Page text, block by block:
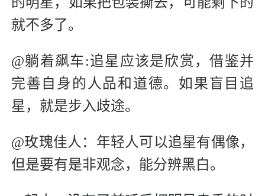
就不多了。
@躺着飙车:追星应该是欣赏，借鉴并
完善自身的人品和道德。如果盲目追
星，就是步入歧途。
@玫瑰佳人：年轻人可以追星有偶像，
但是要有是非观念，能分辨黑白。